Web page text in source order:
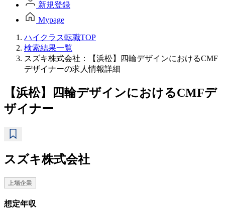
新規登録
Mypage
ハイクラス転職TOP
検索結果一覧
スズキ株式会社：【浜松】四輪デザインにおけるCMF
デザイナーの求人情報詳細
【浜松】四輪デザインにおけるCMFデ
ザイナー
スズキ株式会社
上場企業
想定年収